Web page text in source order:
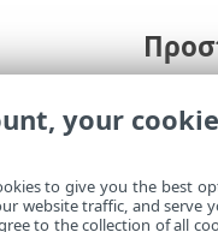
Η
Debian
your
to give you the best
website traffic, and serve
to the collection of all